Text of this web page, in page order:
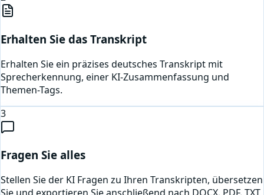
Erhalten Sie das Transkript
Erhalten Sie ein präzises deutsches Transkript mit
Sprecherkennung, einer KI-Zusammenfassung und
Themen-Tags.
3
Fragen Sie alles
Stellen Sie der KI Fragen zu Ihren Transkripten, übersetzen